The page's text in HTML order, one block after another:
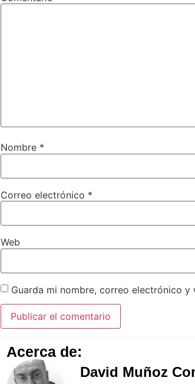
Nombre *
Correo electrónico *
Web
Guarda mi nombre, correo electrónico
Acerca de:
David Muñoz